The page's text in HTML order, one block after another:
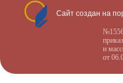
Сайт создан на
№1556
и
от